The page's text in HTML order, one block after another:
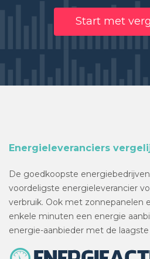
Start met
Energieleveranciers
De goedkoopste
voordeligste energieleverancier
verbruik. Ook met zonnepanelen
enkele minuten een energie
energie-aanbieder met de laagste